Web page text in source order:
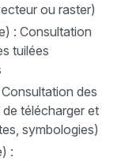
ou raster)
: Consultation
tuilées
des
télécharger et
symbologies)
: